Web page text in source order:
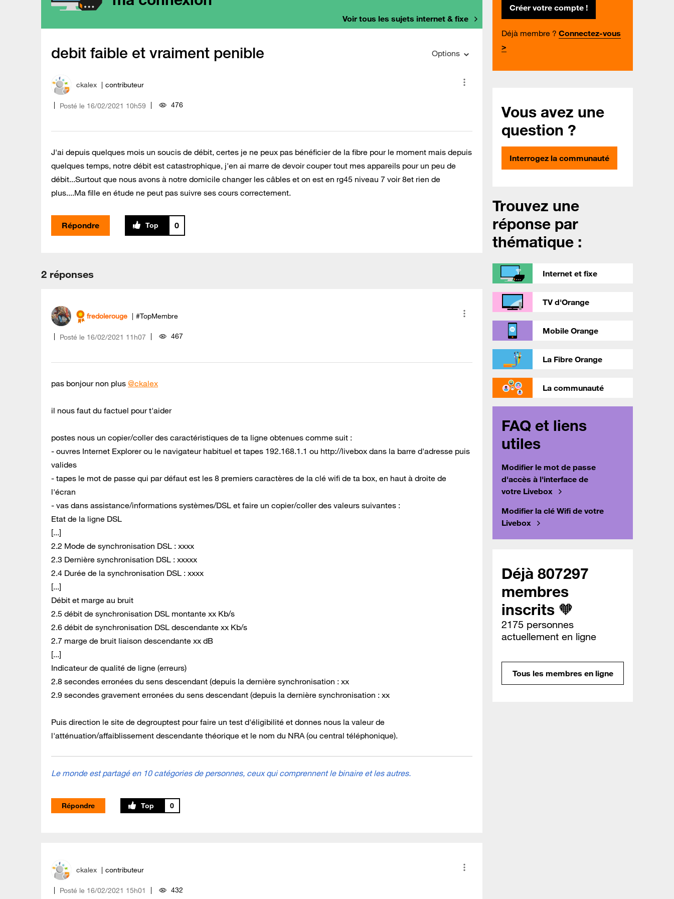
Voir tous les sujets internet & fixe
debit faible et vraiment penible Options
ckalex contributeur
Posté le ‎16/02/2021 10h59 476
J'ai depuis quelques mois un soucis de débit, certes je ne peux pas bénéficier de la fibre pour le moment mais depuis
quelques temps, notre débit est catastrophique, j'en ai marre de devoir couper tout mes appareils pour un peu de
débit...Surtout que nous avons à notre domicile changer les câbles et on est en rg45 niveau 7 voir 8et rien de
plus....Ma fille en étude ne peut pas suivre ses cours correctement.
Répondre 0
2 réponses
fredolerouge #TopMembre
Posté le ‎16/02/2021 11h07 467
pas bonjour non plus @ckalex
il nous faut du factuel pour t'aider
postes nous un copier/coller des caractéristiques de ta ligne obtenues comme suit :
- ouvres Internet Explorer ou le navigateur habituel et tapes 192.168.1.1 ou http://livebox dans la barre d'adresse puis
valides
- tapes le mot de passe qui par défaut est les 8 premiers caractères de la clé wifi de ta box, en haut à droite de
l'écran
- vas dans assistance/informations systèmes/DSL et faire un copier/coller des valeurs suivantes :
Etat de la ligne DSL
[...]
2.2 Mode de synchronisation DSL : xxxx
2.3 Dernière synchronisation DSL : xxxxx
2.4 Durée de la synchronisation DSL : xxxx
[...]
Débit et marge au bruit
2.5 débit de synchronisation DSL montante xx Kb/s
2.6 débit de synchronisation DSL descendante xx Kb/s
2.7 marge de bruit liaison descendante xx dB
[...]
Indicateur de qualité de ligne (erreurs)
2.8 secondes erronées du sens descendant (depuis la dernière synchronisation : xx
2.9 secondes gravement erronées du sens descendant (depuis la dernière synchronisation : xx
Puis direction le site de degrouptest pour faire un test d'éligibilité et donnes nous la valeur de
l'atténuation/affaiblissement descendante théorique et le nom du NRA (ou central téléphonique).
Le monde est partagé en 10 catégories de personnes, ceux qui comprennent le binaire et les autres.
Répondre 0
ckalex contributeur
Posté le ‎16/02/2021 15h01 432
Créer votre compte !
Déjà membre ? Connectez-vous
>
Vous avez une
question ?
Interrogez la communauté
Trouvez une
réponse par
thématique :
Internet et fixe
TV d'Orange
Mobile Orange
La Fibre Orange
La communauté
FAQ et liens
utiles
Modifier le mot de passe
d'accès à l'interface de
votre Livebox
Modifier la clé Wifi de votre
Livebox
Déjà 807297
membres
inscrits 🧡
2175 personnes
actuellement en ligne
Tous les membres en ligne